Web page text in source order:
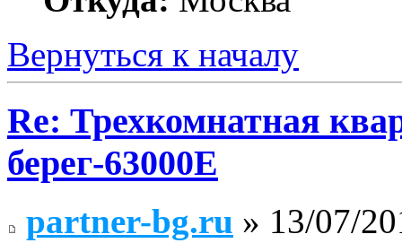
Вернуться к началу
Re: Трехкомнатная
берег-63000E
partner-bg.ru » 13/07/